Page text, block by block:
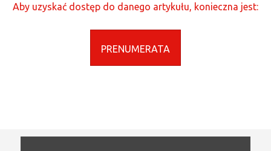
Aby uzyskać dostęp do danego artykułu, konieczna jest:
PRENUMERATA